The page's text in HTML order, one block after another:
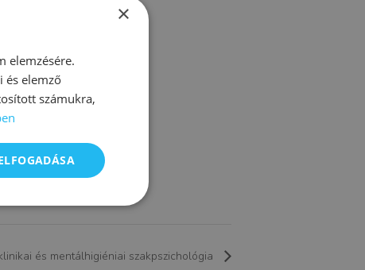
és mentálhigiéniai szakpszichológia
×
elemzésére.
és elemző
számukra,